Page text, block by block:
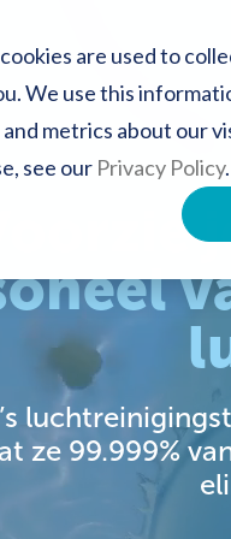
are used to
We use this
metrics about our
see our Privacy Policy.
ze 99.999%